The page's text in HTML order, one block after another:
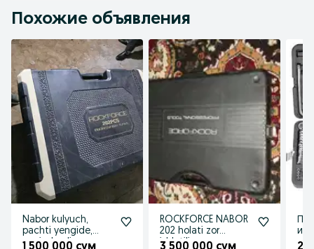
Похожие объявления
Nabor kulyuch,
pachti yengide,
yaqinda olingan.
ROCKFORCE NABOR
202 holati zor
ishlatilinmagan